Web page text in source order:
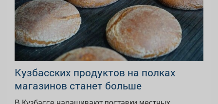
Кузбасских продуктов на полках
магазинов станет больше